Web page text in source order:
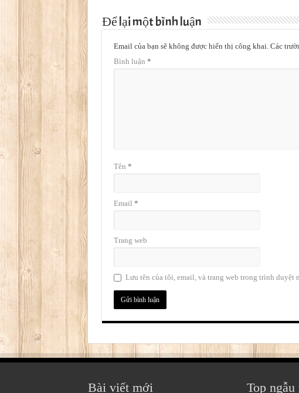
Để lại một bình luận
Email của bạn sẽ không được hiển thị công khai. Các
Bình luận *
Tên *
Email *
Trang web
Lưu tên của tôi, email, và trang web trong trình duyệt
Bài viết mới Top ngẫu